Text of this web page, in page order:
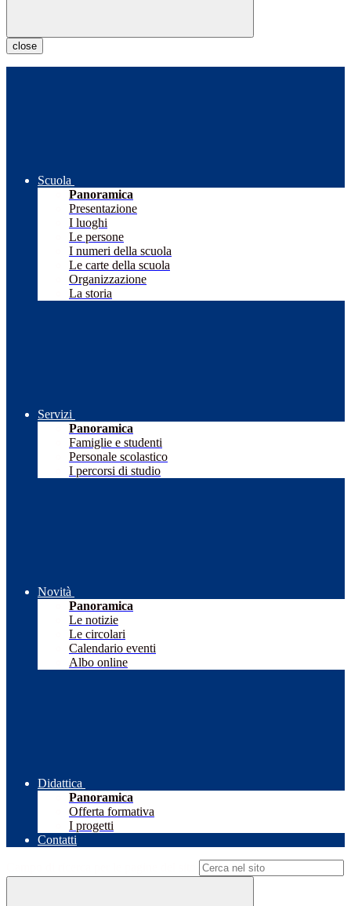
close
Scuola
Panoramica
Presentazione
I luoghi
Le persone
I numeri della scuola
Le carte della scuola
Organizzazione
La storia
Servizi
Panoramica
Famiglie e studenti
Personale scolastico
I percorsi di studio
Novità
Panoramica
Le notizie
Le circolari
Calendario eventi
Albo online
Didattica
Panoramica
Offerta formativa
I progetti
Contatti